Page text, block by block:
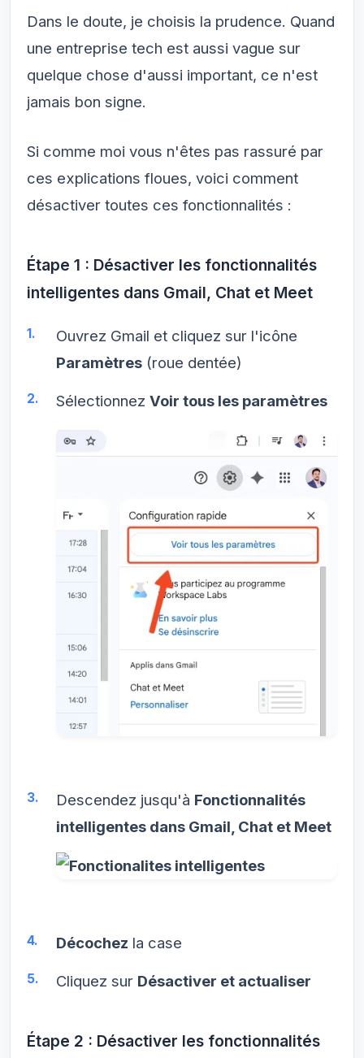
Dans le doute, je choisis la prudence. Quand
une entreprise tech est aussi vague sur
quelque chose d'aussi important, ce n'est
jamais bon signe.
Si comme moi vous n'êtes pas rassuré par
ces explications floues, voici comment
désactiver toutes ces fonctionnalités :
Étape 1 : Désactiver les fonctionnalités
intelligentes dans Gmail, Chat et Meet
Ouvrez Gmail et cliquez sur l'icône
Paramètres (roue dentée)
Sélectionnez Voir tous les paramètres
Descendez jusqu'à Fonctionnalités
intelligentes dans Gmail, Chat et Meet
Décochez la case
Cliquez sur Désactiver et actualiser
Étape 2 : Désactiver les fonctionnalités